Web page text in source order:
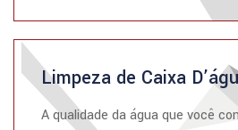
Limpeza de Caixa
A qualidade da água que você